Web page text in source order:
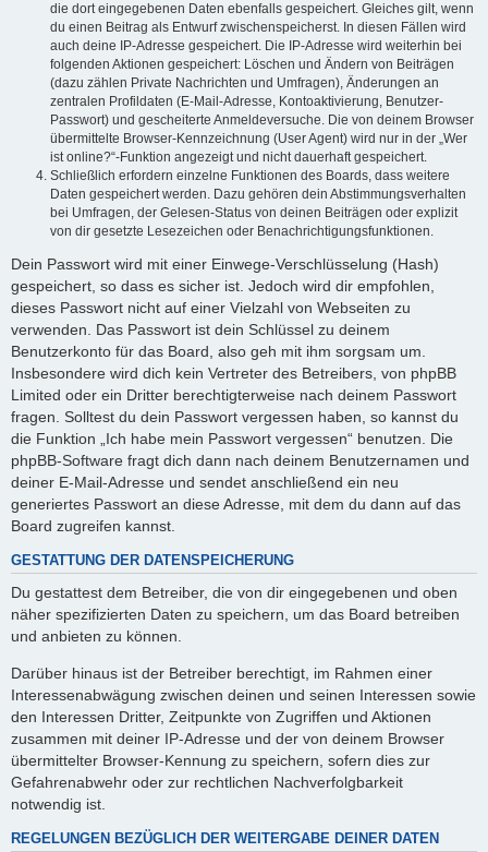
die dort eingegebenen Daten ebenfalls gespeichert. Gleiches gilt, wenn
du einen Beitrag als Entwurf zwischenspeicherst. In diesen Fällen wird
auch deine IP-Adresse gespeichert. Die IP-Adresse wird weiterhin bei
folgenden Aktionen gespeichert: Löschen und Ändern von Beiträgen
(dazu zählen Private Nachrichten und Umfragen), Änderungen an
zentralen Profildaten (E-Mail-Adresse, Kontoaktivierung, Benutzer-
Passwort) und gescheiterte Anmeldeversuche. Die von deinem Browser
übermittelte Browser-Kennzeichnung (User Agent) wird nur in der „Wer
ist online?“-Funktion angezeigt und nicht dauerhaft gespeichert.
Schließlich erfordern einzelne Funktionen des Boards, dass weitere
Daten gespeichert werden. Dazu gehören dein Abstimmungsverhalten
bei Umfragen, der Gelesen-Status von deinen Beiträgen oder explizit
von dir gesetzte Lesezeichen oder Benachrichtigungsfunktionen.
Dein Passwort wird mit einer Einwege-Verschlüsselung (Hash)
gespeichert, so dass es sicher ist. Jedoch wird dir empfohlen,
dieses Passwort nicht auf einer Vielzahl von Webseiten zu
verwenden. Das Passwort ist dein Schlüssel zu deinem
Benutzerkonto für das Board, also geh mit ihm sorgsam um.
Insbesondere wird dich kein Vertreter des Betreibers, von phpBB
Limited oder ein Dritter berechtigterweise nach deinem Passwort
fragen. Solltest du dein Passwort vergessen haben, so kannst du
die Funktion „Ich habe mein Passwort vergessen“ benutzen. Die
phpBB-Software fragt dich dann nach deinem Benutzernamen und
deiner E-Mail-Adresse und sendet anschließend ein neu
generiertes Passwort an diese Adresse, mit dem du dann auf das
Board zugreifen kannst.
GESTATTUNG DER DATENSPEICHERUNG
Du gestattest dem Betreiber, die von dir eingegebenen und oben
näher spezifizierten Daten zu speichern, um das Board betreiben
und anbieten zu können.
Darüber hinaus ist der Betreiber berechtigt, im Rahmen einer
Interessenabwägung zwischen deinen und seinen Interessen sowie
den Interessen Dritter, Zeitpunkte von Zugriffen und Aktionen
zusammen mit deiner IP-Adresse und der von deinem Browser
übermittelter Browser-Kennung zu speichern, sofern dies zur
Gefahrenabwehr oder zur rechtlichen Nachverfolgbarkeit
notwendig ist.
REGELUNGEN BEZÜGLICH DER WEITERGABE DEINER DATEN